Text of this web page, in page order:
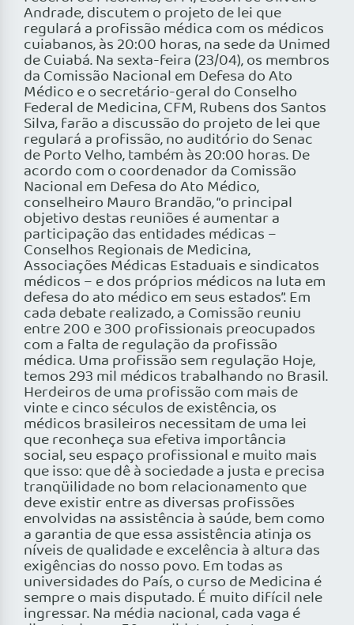
Andrade, discutem o projeto de lei que
regulará a profissão médica com os médicos
cuiabanos, às 20:00 horas, na sede da Unimed
de Cuiabá. Na sexta-feira (23/04), os membros
da Comissão Nacional em Defesa do Ato
Médico e o secretário-geral do Conselho
Federal de Medicina, CFM, Rubens dos Santos
Silva, farão a discussão do projeto de lei que
regulará a profissão, no auditório do Senac
de Porto Velho, também às 20:00 horas. De
acordo com o coordenador da Comissão
Nacional em Defesa do Ato Médico,
conselheiro Mauro Brandão, “o principal
objetivo destas reuniões é aumentar a
participação das entidades médicas –
Conselhos Regionais de Medicina,
Associações Médicas Estaduais e sindicatos
médicos – e dos próprios médicos na luta em
defesa do ato médico em seus estados”. Em
cada debate realizado, a Comissão reuniu
entre 200 e 300 profissionais preocupados
com a falta de regulação da profissão
médica. Uma profissão sem regulação Hoje,
temos 293 mil médicos trabalhando no Brasil.
Herdeiros de uma profissão com mais de
vinte e cinco séculos de existência, os
médicos brasileiros necessitam de uma lei
que reconheça sua efetiva importância
social, seu espaço profissional e muito mais
que isso: que dê à sociedade a justa e precisa
tranqüilidade no bom relacionamento que
deve existir entre as diversas profissões
envolvidas na assistência à saúde, bem como
a garantia de que essa assistência atinja os
níveis de qualidade e excelência à altura das
exigências do nosso povo. Em todas as
universidades do País, o curso de Medicina é
sempre o mais disputado. É muito difícil nele
ingressar. Na média nacional, cada vaga é